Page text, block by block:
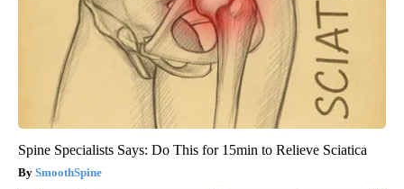
Spine Specialists Says: Do This for 15min to Relieve Sciatica
SmoothSpine